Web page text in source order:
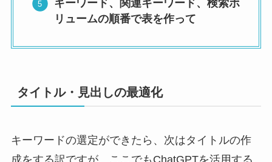
キーワード、関連キーワード、検索ボ
リュームの順番で表を作って
タイトル・見出しの最適化
キーワードの選定ができたら、次はタイトルの作
成をする訳ですが、ここでもChatGPTを活用する